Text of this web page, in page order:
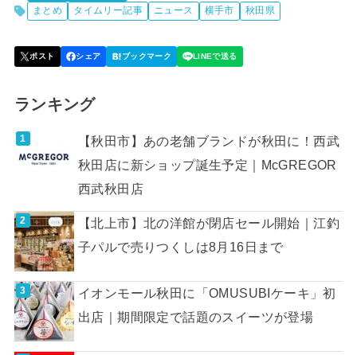
まとめ
タイムリー記事 ニュース 横手市 秋田県
ランキング
【秋田市】あの老舗ブランドが秋田に！西武
秋田店に新ショップ誕生予定｜McGREGOR
西武秋田店
【北上市】北の洋館が閉店セール開始｜江釣
子パルで売りつくしは8月16日まで
イオンモール秋田に「OMUSUBIケーキ」初
出店｜期間限定で話題のスイーツが登場